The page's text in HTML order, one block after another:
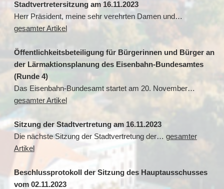
Stadtvertretersitzung am 16.11.2023
Herr Präsident, meine sehr verehrten Damen und…
gesamter Artikel
Öffentlichkeitsbeteiligung für Bürgerinnen und Bürger an
der Lärmaktionsplanung des Eisenbahn-Bundesamtes
(Runde 4)
Das Eisenbahn-Bundesamt startet am 20. November…
gesamter Artikel
Sitzung der Stadtvertretung am 16.11.2023
Die nächste Sitzung der Stadtvertretung der… gesamter
Artikel
Beschlussprotokoll der Sitzung des Hauptausschusses
vom 02.11.2023